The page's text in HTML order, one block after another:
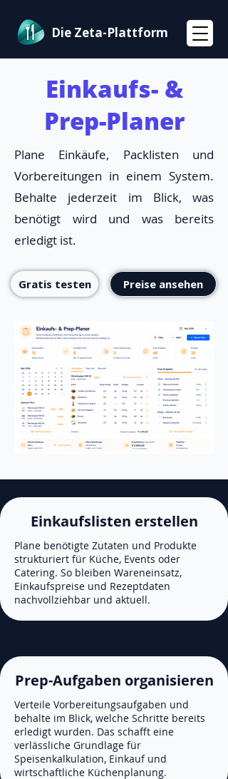
Die Zeta-Plattform
Einkaufs- &
Prep-Planer
Plane Einkäufe, Packlisten und
Vorbereitungen in einem System.
Behalte jederzeit im Blick, was
benötigt wird und was bereits
erledigt ist.
Gratis testen Preise ansehen
Einkaufslisten erstellen
Plane benötigte Zutaten und Produkte
strukturiert für Küche, Events oder
Catering. So bleiben Wareneinsatz,
Einkaufspreise und Rezeptdaten
nachvollziehbar und aktuell.
Prep-Aufgaben organisieren
Verteile Vorbereitungsaufgaben und
behalte im Blick, welche Schritte bereits
erledigt wurden. Das schafft eine
verlässliche Grundlage für
Speisenkalkulation, Einkauf und
wirtschaftliche Küchenplanung.